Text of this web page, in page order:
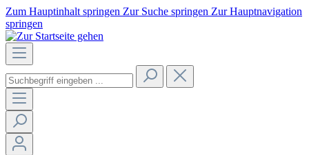
Zum Hauptinhalt springen Zur Suche springen Zur Hauptnavigation
springen